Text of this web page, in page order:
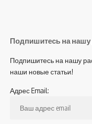
Подпишитесь на
Подпишитесь на нашу
наши новые статьи!
Адрес Email: